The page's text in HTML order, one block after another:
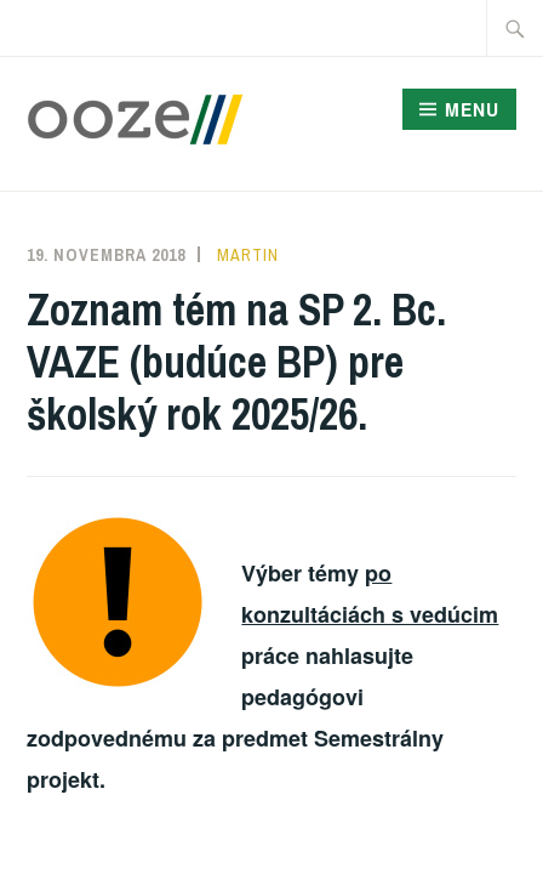
OBNOVITEĽNÝCH
ZDROJOV ENERGIE
MENU
19. NOVEMBRA 2018 MARTIN
Zoznam tém na SP 2. Bc.
VAZE (budúce BP) pre
školský rok 2025/26.
Výber témy po
konzultáciách s vedúcim
práce nahlasujte
pedagógovi
zodpovednému za predmet Semestrálny
projekt.